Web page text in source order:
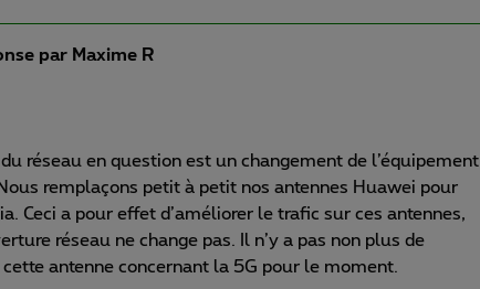
par Maxime R
réseau en question est un changement de l’équipement
remplaçons petit à petit nos antennes Huawei pour
Ceci a pour effet d’améliorer le trafic sur ces antennes,
réseau ne change pas. Il n’y a pas non plus de
antenne concernant la 5G pour le moment.